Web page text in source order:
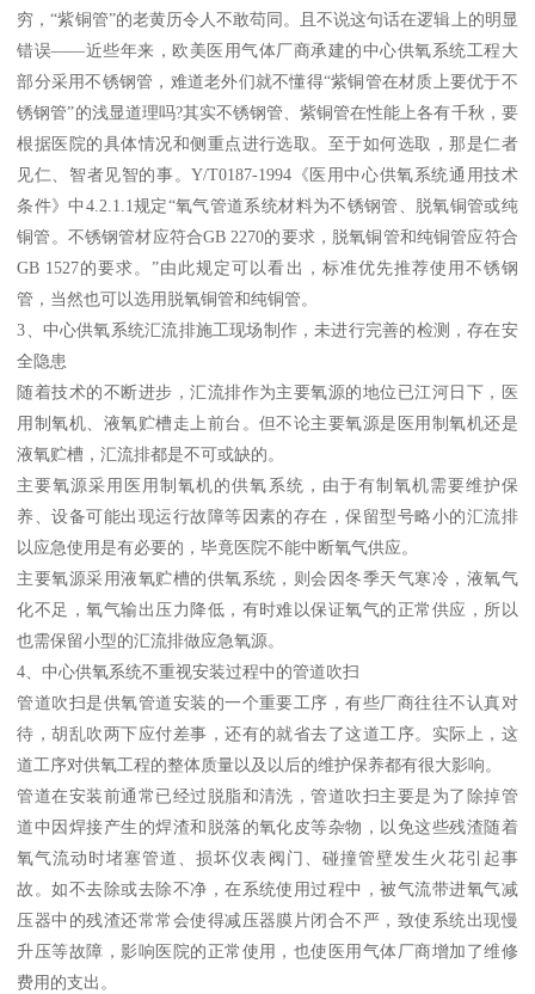
穷，“紫铜管”的老黄历令人不敢苟同。且不说这句话在逻辑上的明显
错误――近些年来，欧美医用气体厂商承建的中心供氧系统工程大
部分采用不锈钢管，难道老外们就不懂得“紫铜管在材质上要优于不
锈钢管”的浅显道理吗?其实不锈钢管、紫铜管在性能上各有千秋，要
根据医院的具体情况和侧重点进行选取。至于如何选取，那是仁者
见仁、智者见智的事。Y/T0187-1994《医用中心供氧系统通用技术
条件》中4.2.1.1规定“氧气管道系统材料为不锈钢管、脱氧铜管或纯
铜管。不锈钢管材应符合GB 2270的要求，脱氧铜管和纯铜管应符合
GB 1527的要求。”由此规定可以看出，标准优先推荐使用不锈钢
管，当然也可以选用脱氧铜管和纯铜管。
3、中心供氧系统汇流排施工现场制作，未进行完善的检测，存在安
全隐患
随着技术的不断进步，汇流排作为主要氧源的地位已江河日下，医
用制氧机、液氧贮槽走上前台。但不论主要氧源是医用制氧机还是
液氧贮槽，汇流排都是不可或缺的。
主要氧源采用医用制氧机的供氧系统，由于有制氧机需要维护保
养、设备可能出现运行故障等因素的存在，保留型号略小的汇流排
以应急使用是有必要的，毕竟医院不能中断氧气供应。
主要氧源采用液氧贮槽的供氧系统，则会因冬季天气寒冷，液氧气
化不足，氧气输出压力降低，有时难以保证氧气的正常供应，所以
也需保留小型的汇流排做应急氧源。
4、中心供氧系统不重视安装过程中的管道吹扫
管道吹扫是供氧管道安装的一个重要工序，有些厂商往往不认真对
待，胡乱吹两下应付差事，还有的就省去了这道工序。实际上，这
道工序对供氧工程的整体质量以及以后的维护保养都有很大影响。
管道在安装前通常已经过脱脂和清洗，管道吹扫主要是为了除掉管
道中因焊接产生的焊渣和脱落的氧化皮等杂物，以免这些残渣随着
氧气流动时堵塞管道、损坏仪表阀门、碰撞管壁发生火花引起事
故。如不去除或去除不净，在系统使用过程中，被气流带进氧气减
压器中的残渣还常常会使得减压器膜片闭合不严，致使系统出现慢
升压等故障，影响医院的正常使用，也使医用气体厂商增加了维修
费用的支出。